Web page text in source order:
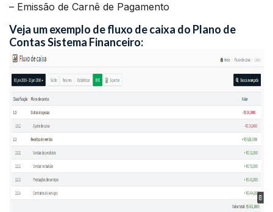
– Emissão de Carnê de Pagamento
Veja um exemplo de fluxo de caixa do Plano de
Contas Sistema Financeiro: